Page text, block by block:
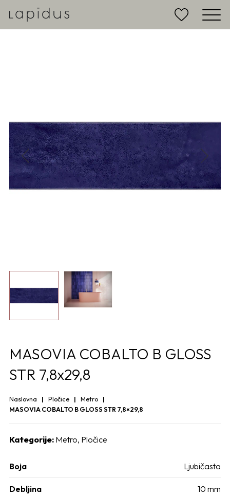
MASOVIA COBALTO B GLOSS
STR 7,8x29,8
Naslovna Pločice
Metro
MASOVIA COBALTO B GLOSS STR 7,8×29,8
Kategorije: Metro, Pločice
Boja Ljubičasta
Debljina 10 mm